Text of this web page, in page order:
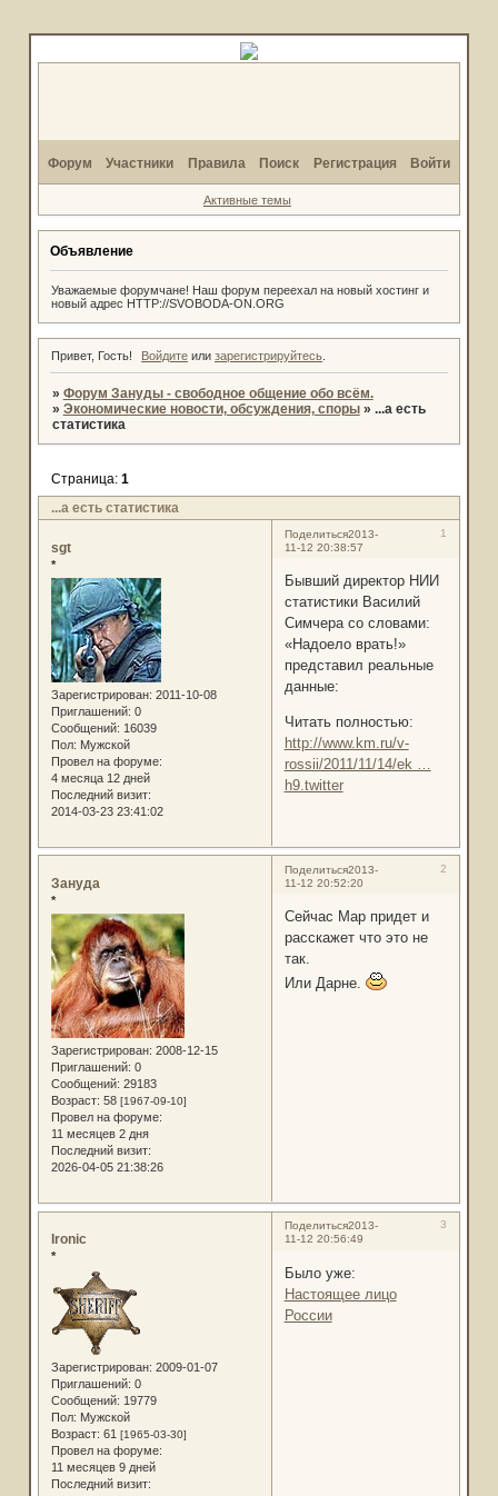
Форум Участники Правила Поиск Регистрация Войти
Активные темы
Объявление
Уважаемые форумчане! Наш форум переехал на новый хостинг и
новый адрес HTTP://SVOBODA-ON.ORG
Привет, Гость! Войдите илизарегистрируйтесь
» Форум Зануды - свободное общение обо всём.
» Экономические новости, обсуждения, споры » ...а есть
статистика
...а есть статистика
Страница: 1
Поделиться 1
2013-
11-12 20:38:57
sgt
*
Зарегистрирован: 2011-10-08
Приглашений: 0
Сообщений: 16039
Пол: Мужской
Провел на форуме:
4 месяца 12 дней
Последний визит:
2014-03-23 23:41:02
Бывший директор НИИ
статистики Василий
Симчера со словами:
«Надоело врать!»
представил реальные
данные:
Читать полностью:
http://www.km.ru/v-
rossii/2011/11/14/ek …
h9.twitter
Поделиться 2
2013-
11-12 20:52:20
Зануда
*
Зарегистрирован: 2008-12-15
Приглашений: 0
Сообщений: 29183
Возраст: 58 [1967-09-10]
Провел на форуме:
11 месяцев 2 дня
Последний визит:
2026-04-05 21:38:26
Сейчас Мар придет и
расскажет что это не
так.
Или Дарне.
Поделиться 3
2013-
11-12 20:56:49
Ironic
*
Зарегистрирован: 2009-01-07
Приглашений: 0
Сообщений: 19779
Пол: Мужской
Возраст: 61 [1965-03-30]
Провел на форуме:
11 месяцев 9 дней
Последний визит:
Было уже:
Настоящее лицо
России